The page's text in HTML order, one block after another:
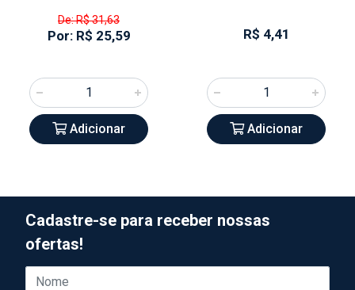
De: R$ 31,63
Por: R$ 25,59
Adicionar
R$ 4,41
Adicionar
Cadastre-se para receber nossas
ofertas!